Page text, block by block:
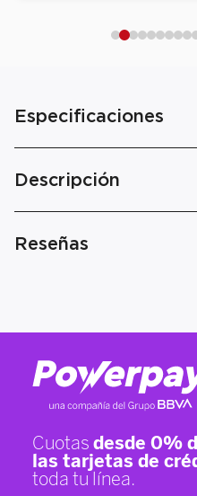
Especificaciones
Descripción
Reseñas